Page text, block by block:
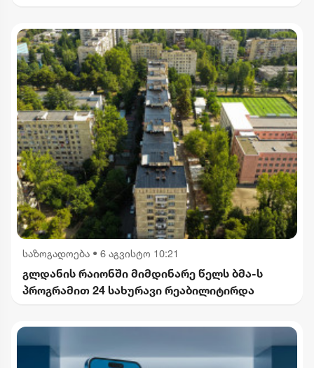
საზოგადოება • 6 აგვისტო 10:21
გლდანის რაიონში მიმდინარე წელს ბმა-ს
პროგრამით 24 სახურავი რეაბილიტირდა